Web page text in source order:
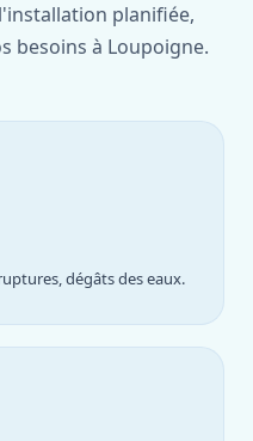
planifiée,
besoins à Loupoigne.
dégâts des eaux.